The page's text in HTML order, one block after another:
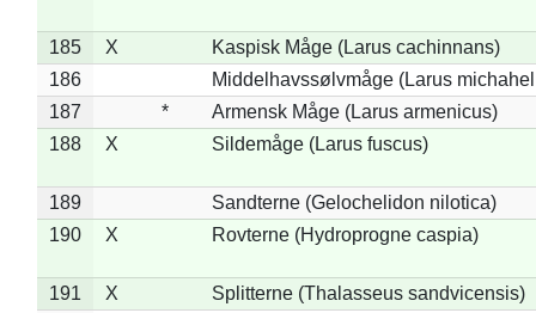
185 X
Kaspisk Måge (Larus cachinnans)
186
Middelhavssølvmåge (Larus
187
*
Armensk Måge (Larus armenicus)
188
X Sildemåge (Larus fuscus)
189
Sandterne (Gelochelidon nilotica)
190
X Rovterne (Hydroprogne caspia)
191 X
Splitterne (Thalasseus sandvicensis)